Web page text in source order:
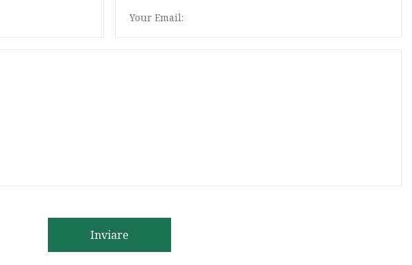
Inviare